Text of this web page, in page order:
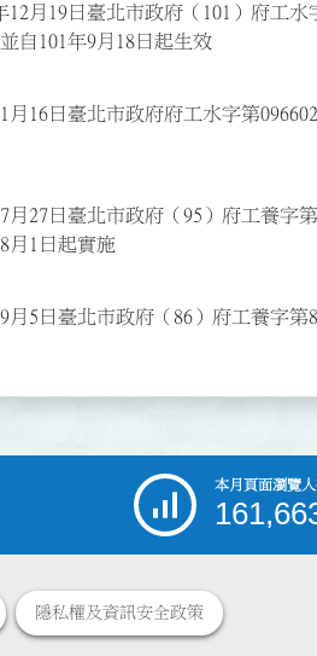
12月19日臺北市政府（101）府工水
自101年9月18日起生效
月16日臺北市政府府工水字第
月27日臺北市政府（95）府工養字
月1日起實施
月5日臺北市政府（86）府工養字第
本月頁面瀏覽
隱私權及資訊安全政策